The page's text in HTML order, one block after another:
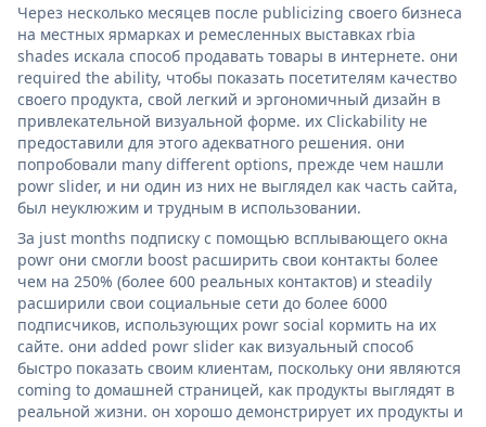
Через несколько месяцев после publicizing своего бизнеса
на местных ярмарках и ремесленных выставках rbia
shades искала способ продавать товары в интернете. они
required the ability, чтобы показать посетителям качество
своего продукта, свой легкий и эргономичный дизайн в
привлекательной визуальной форме. их Clickability не
предоставили для этого адекватного решения. они
попробовали many different options, прежде чем нашли
powr slider, и ни один из них не выглядел как часть сайта,
был неуклюжим и трудным в использовании.
За just months подписку с помощью всплывающего окна
powr они смогли boost расширить свои контакты более
чем на 250% (более 600 реальных контактов) и steadily
расширили свои социальные сети до более 6000
подписчиков, использующих powr social кормить на их
сайте. они added powr slider как визуальный способ
быстро показать своим клиентам, поскольку они являются
coming to домашней страницей, как продукты выглядят в
реальной жизни. он хорошо демонстрирует их продукты и